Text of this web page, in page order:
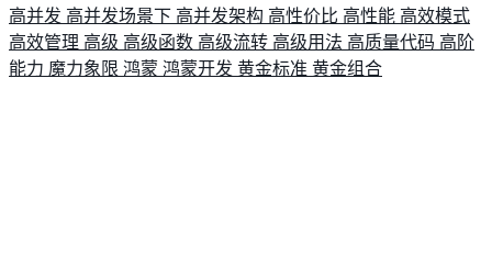
高并发 高并发场景下 高并发架构 高性价比 高性能 高效模式
高效管理 高级 高级函数 高级流转 高级用法 高质量代码 高阶
能力 魔力象限 鸿蒙 鸿蒙开发 黄金标准 黄金组合